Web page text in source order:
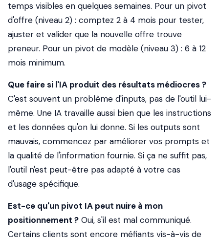
temps visibles en quelques semaines. Pour un pivot
d'offre (niveau 2) : comptez 2 à 4 mois pour tester,
ajuster et valider que la nouvelle offre trouve
preneur. Pour un pivot de modèle (niveau 3) : 6 à 12
mois minimum.
Que faire si l'IA produit des résultats médiocres ?
C'est souvent un problème d'inputs, pas de l'outil lui-
même. Une IA travaille aussi bien que les instructions
et les données qu'on lui donne. Si les outputs sont
mauvais, commencez par améliorer vos prompts et
la qualité de l'information fournie. Si ça ne suffit pas,
l'outil n'est peut-être pas adapté à votre cas
d'usage spécifique.
Est-ce qu'un pivot IA peut nuire à mon
positionnement ? Oui, s'il est mal communiqué.
Certains clients sont encore méfiants vis-à-vis de